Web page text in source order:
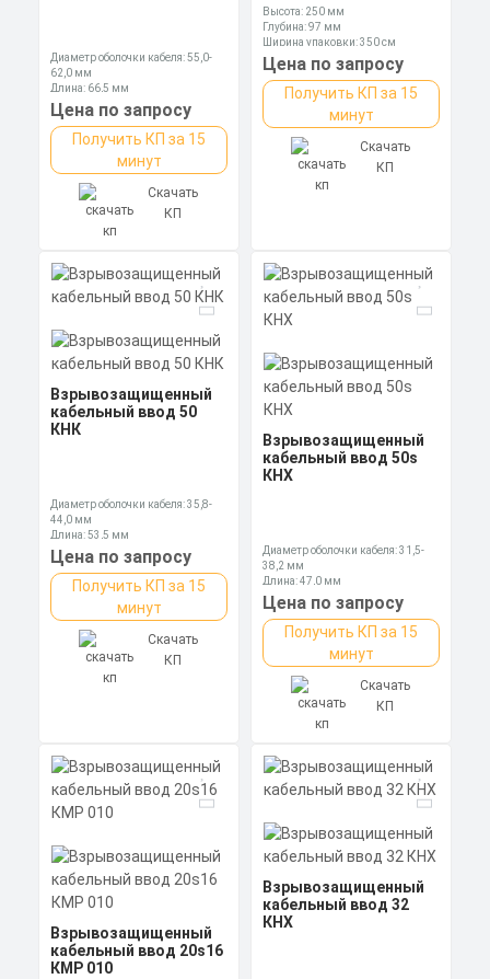
Диаметр оболочки кабеля: 55,0-
62,0 мм
Длина: 66,5 мм
Ключ: 80 мм
Цена по запросу
Получить КП за 15
минут
Скачать
КП
Высота: 250 мм
Глубина: 97 мм
Ширина упаковки: 350 см
Цена по запросу
Получить КП за 15
минут
Скачать
КП
Взрывозащищенный
кабельный ввод 50
КНК
Диаметр оболочки кабеля: 35,8-
44,0 мм
Длина: 53,5 мм
Ключ: 60 мм
Цена по запросу
Получить КП за 15
минут
Скачать
КП
Взрывозащищенный
кабельный ввод 50s
КНХ
Диаметр оболочки кабеля: 31,5-
38,2 мм
Длина: 47,0 мм
Ключ: 55 мм
Цена по запросу
Получить КП за 15
минут
Скачать
КП
Взрывозащищенный
кабельный ввод 20s16
КМР 010
Взрывозащищенный
кабельный ввод 32
КНХ